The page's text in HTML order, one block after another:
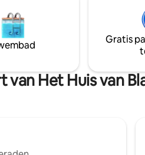
Kuruchikuppam, één straat
van de strandpromenade en op
loopafstand van de White
Franse wijk en supermarkten.
PARKEREN: Parkeren van
de buurt. Locals parkeren ook
Gratis
Het Huis van